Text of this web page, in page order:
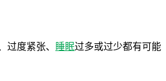
过度紧张、 睡眠过多或过少都有可能